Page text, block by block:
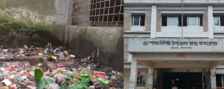
আন্তর্জাতিক
সারাদেশ
খেলা
বিনোদন